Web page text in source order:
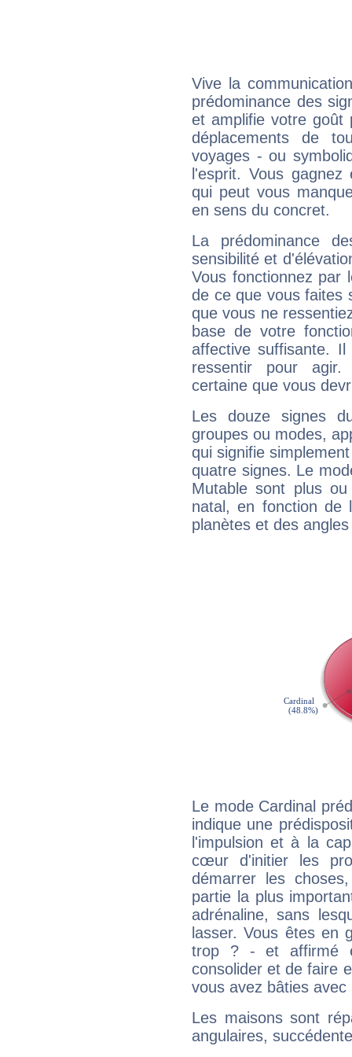
Vive la
prédominance des
et amplifie votre goût
déplacements de
voyages - ou
l'esprit. Vous
qui peut vous
en sens du concret.
La prédominance
sensibilité et
Vous fonctionnez
de ce que vous faites
que vous ne
base de votre
affective suffisante.
ressentir pour agir.
certaine que vous
Les douze signes
groupes ou modes,
qui signifie
quatre signes. Le
Mutable sont plus
natal, en fonction de
planètes et des
Le mode Cardinal
indique une
l'impulsion et à la
cœur d'initier les
démarrer les
partie la plus
adrénaline, sans
lasser. Vous êtes en
trop ? - et affirmé
consolider et de faire
vous avez bâties avec
Les maisons sont
angulaires,